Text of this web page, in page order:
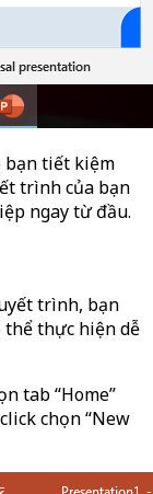
bạn tiết kiệm
trình của bạn
ngay từ đầu.
trình, bạn
thể thực hiện dễ
tab “Home”
chọn “New